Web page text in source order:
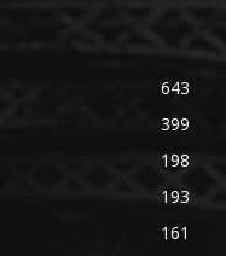
643
399
198
193
161